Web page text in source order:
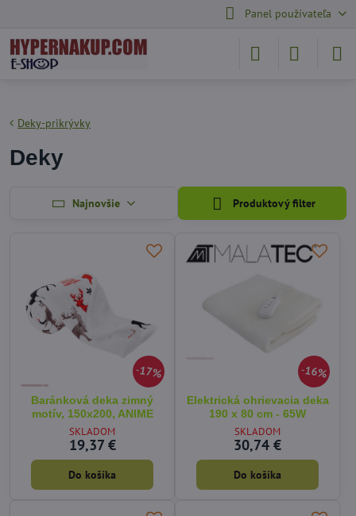
Panel používateľa
Deky-prikrývky
Deky
Najnovšie Produktový filter
17%
Baránková deka zimný
motív, 150x200, ANIME
SKLADOM
19,37 €
Do košíka
16%
Elektrická ohrievacia deka
190 x 80 cm - 65W
SKLADOM
30,74 €
Do košíka